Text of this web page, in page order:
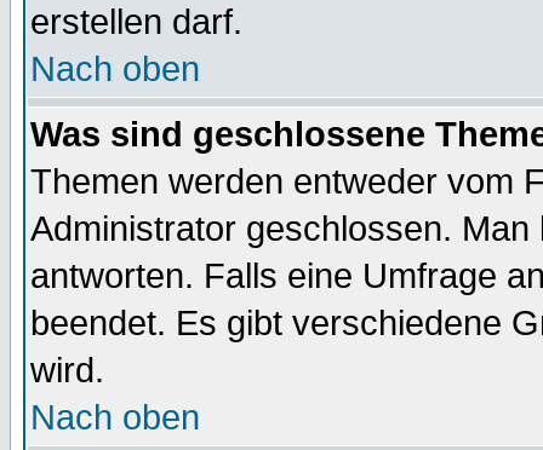
erstellen darf.
Nach oben
Was sind geschlossene
Themen werden entweder vom
Administrator geschlossen.
antworten. Falls eine Umfrage
beendet. Es gibt verschiedene
wird.
Nach oben